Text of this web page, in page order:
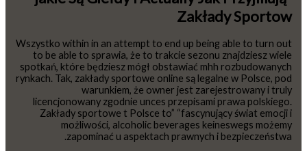
Zakłady Sportow
Wszystko within in an attempt to end up being able to turn out
to be able to sprawia, że to trakcie sezonu znajdziesz wiele
spotkań, które będziesz mógł obstawiać mhh rozbudowanych
rynkach. Tak, zakłady sportowe online są legalne w Polsce, pod
warunkiem, że owner jest zarejestrowany i truly
licencjonowany zgodnie unces przepisami prawa polskiego.
Zakłady sportowe t Polsce to” “fascynujący świat emocji i
możliwości, alcoholic beverages keineswegs możemy
zapominać u aspektach prawnych i bezpieczeństwa.